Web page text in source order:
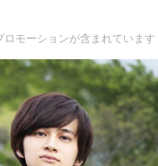
ロモーションが含まれています